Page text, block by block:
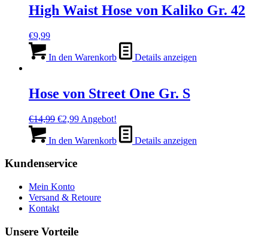
High Waist Hose von Kaliko Gr. 42
€9,99
In den Warenkorb Details anzeigen
Hose von Street One Gr. S
€14,99 Ursprünglicher
war:
€2,99Aktueller
ist:
Angebot!
In den Warenkorb Details anzeigen
Kundenservice
Mein Konto
Versand & Retoure
Kontakt
Unsere Vorteile